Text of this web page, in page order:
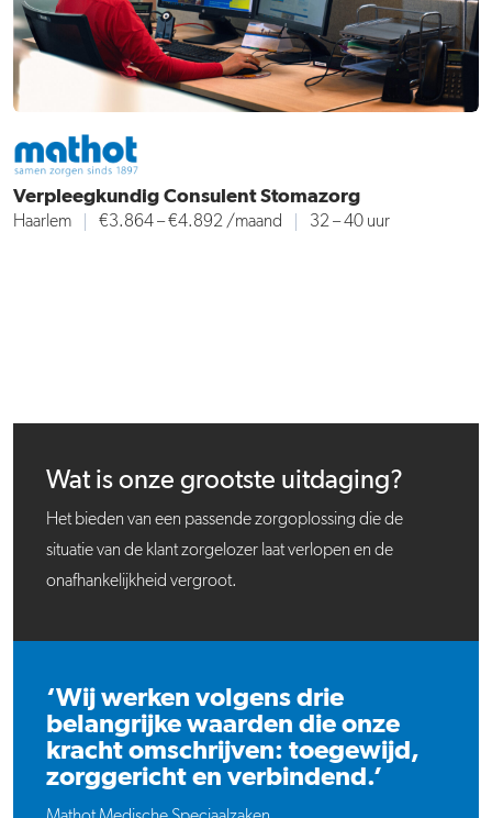
Verpleegkundig Consulent Stomazorg
Haarlem €3.864 – €4.892 /maand 32 – 40 uur
Wat is onze grootste uitdaging?
Het bieden van een passende zorgoplossing die de
situatie van de klant zorgelozer laat verlopen en de
onafhankelijkheid vergroot.
‘Wij werken volgens drie
belangrijke waarden die onze
kracht omschrijven: toegewijd,
zorggericht en verbindend.’